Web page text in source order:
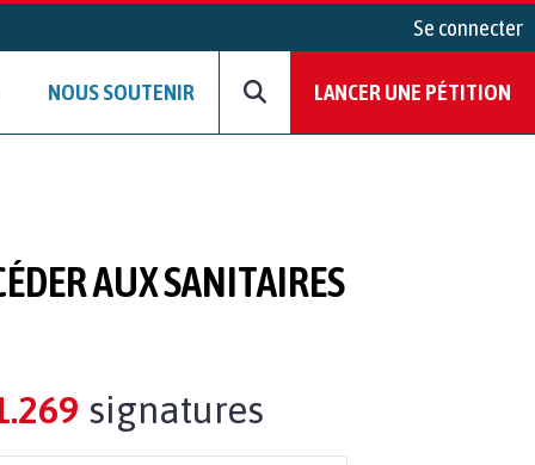
Se connecter
NOUS SOUTENIR LANCER UNE PÉTITION
AUX SANITAIRES
signatures